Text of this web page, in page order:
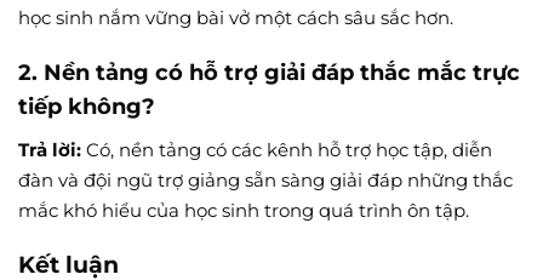
học sinh nắm vững bài vở một cách sâu sắc hơn.
2. Nền tảng có hỗ trợ giải đáp thắc mắc trực
tiếp không?
Trả lời: Có, nền tảng có các kênh hỗ trợ học tập, diễn
đàn và đội ngũ trợ giảng sẵn sàng giải đáp những thắc
mắc khó hiểu của học sinh trong quá trình ôn tập.
Kết luận